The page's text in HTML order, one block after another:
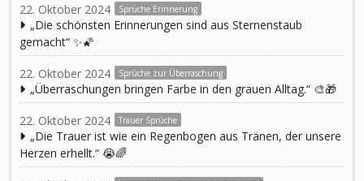
22. Oktober 2024 Sprüche Erinnerung
„Die schönsten Erinnerungen sind aus Sternenstaub
gemacht“ ✨🌠
22. Oktober 2024 Sprüche zur Überraschung
„Überraschungen bringen Farbe in den grauen Alltag.“ 🎨🎁
22. Oktober 2024 Trauer Sprüche
„Die Trauer ist wie ein Regenbogen aus Tränen, der unsere
Herzen erhellt.“ 😭🌈